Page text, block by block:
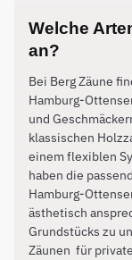
Welche
an?
Bei Berg Zäune
Hamburg-
und
klassischen
einem flexiblen
haben die
Hamburg-
ästhetisch
Grundstücks zu
Zäunen für